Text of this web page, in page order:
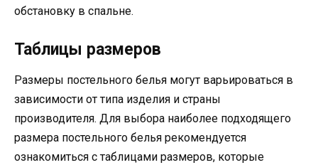
обстановку в спальне.
Таблицы размеров
Размеры постельного белья могут варьироваться в
зависимости от типа изделия и страны
производителя. Для выбора наиболее подходящего
размера постельного белья рекомендуется
ознакомиться с таблицами размеров, которые